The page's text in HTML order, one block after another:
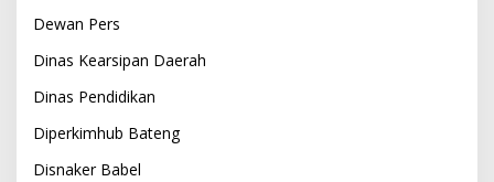
Dewan Pers
Dinas Kearsipan Daerah
Dinas Pendidikan
Diperkimhub Bateng
Disnaker Babel